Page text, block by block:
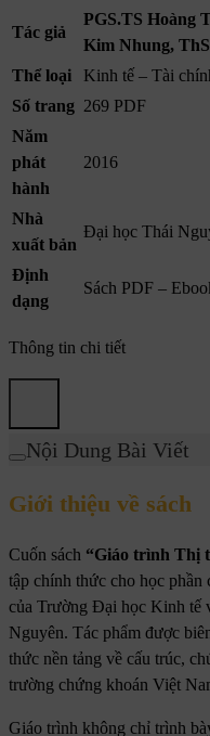
Tác giả
PGS.TS Hoàng
Kim Nhung,
Thể loại
Kinh tế – Tài
Số trang 269 PDF
Năm
phát
hành
2016
Nhà
xuất bản
Đại học Thái
Định
dạng
Sách PDF –
Thông tin chi tiết
Nội Dung Bài Viết
Giới thiệu về sách
Cuốn sách “Giáo trình Thị
tập chính thức cho học phần
của Trường Đại học Kinh tế
Nguyên. Tác phẩm được
thức nền tảng về cấu trúc,
trường chứng khoán Việt
Giáo trình không chỉ trình